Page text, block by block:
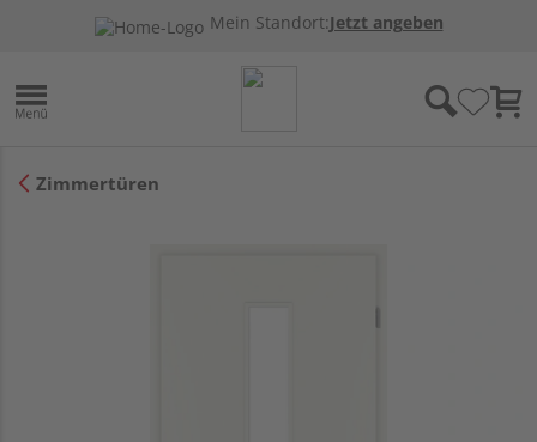
Mein Standort:Jetzt angeben
Zimmertüren